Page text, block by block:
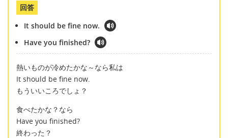
回答
It should be fine now.
Have you finished?
熱いものが冷めたかな～なら私は
It should be fine now.
もういいころでしょ？
食べたかな？なら
Have you finished?
終わった？